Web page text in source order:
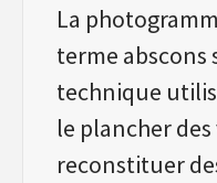
La
terme abscons
technique
le plancher
reconstituer